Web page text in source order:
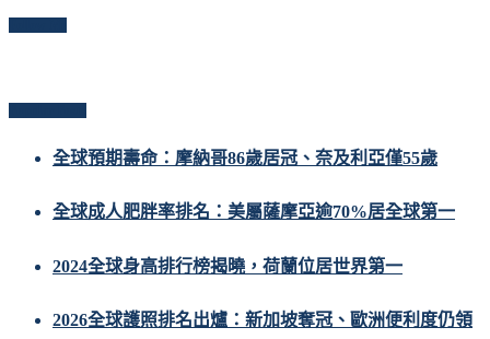
全球預期壽命：摩納哥86歲居冠、奈及利亞僅55歲
全球成人肥胖率排名：美屬薩摩亞逾70%居全球第一
2024全球身高排行榜揭曉，荷蘭位居世界第一
2026全球護照排名出爐：新加坡奪冠、歐洲便利度仍領